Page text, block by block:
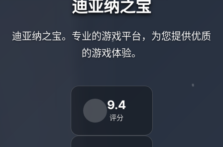
迪亚纳之宝
迪亚纳之宝。专业的游戏平台，为您提供优质
的游戏体验。
9.4
评分